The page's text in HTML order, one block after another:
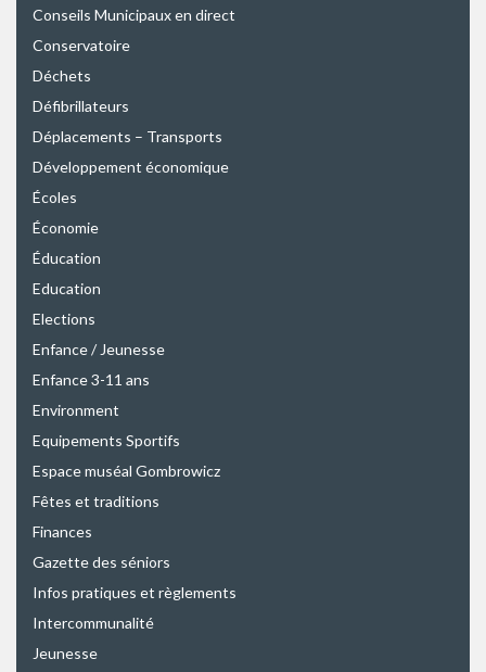
Conseils Municipaux en direct
Conservatoire
Déchets
Défibrillateurs
Déplacements – Transports
Développement économique
Écoles
Économie
Éducation
Education
Elections
Enfance / Jeunesse
Enfance 3-11 ans
Environment
Equipements Sportifs
Espace muséal Gombrowicz
Fêtes et traditions
Finances
Gazette des séniors
Infos pratiques et règlements
Intercommunalité
Jeunesse